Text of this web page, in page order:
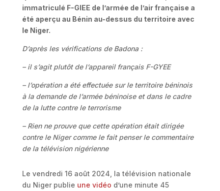
immatriculé F-GIEE de l’armée de l’air française a
été aperçu au Bénin au-dessus du territoire avec
le Niger.
D’après les vérifications de Badona :
– il s’agit plutôt de l’appareil français F-GYEE
– l’opération a été effectuée sur le territoire béninois
à la demande de l’armée béninoise et dans le cadre
de la lutte contre le terrorisme
– Rien ne prouve que cette opération était dirigée
contre le Niger comme le fait penser le commentaire
de la télévision nigérienne
Le vendredi 16 août 2024, la télévision nationale
du Niger publie une vidéo d’une minute 45